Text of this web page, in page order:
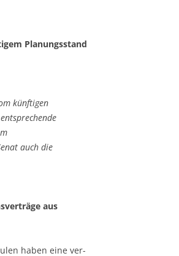
Planungs­stand
künftigen
auch die
aus
haben eine ver­